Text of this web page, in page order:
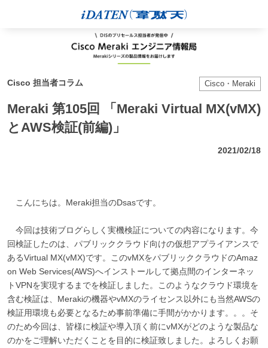
Cisco 担当者コラム Cisco・Meraki
Meraki 第105回 「Meraki Virtual MX(vMX)
とAWS検証(前編)」
2021/02/18
こんにちは。Meraki担当のDsasです。
今回は技術ブログらしく実機検証についての内容になります。今
回検証したのは、パブリッククラウド向けの仮想アプライアンスで
あるVirtual MX(vMX)です。このvMXをパブリッククラウドのAmaz
on Web Services(AWS)へインストールして拠点間のインターネッ
トVPNを実現するまでを検証しました。このようなクラウド環境を
含む検証は、Merakiの機器やvMXのライセンス以外にも当然AWSの
検証用環境も必要となるため事前準備に手間がかかります。。。そ
のため今回は、皆様に検証や導入頂く前にvMXがどのような製品な
のかをご理解いただくことを目的に検証致しました。よろしくお願